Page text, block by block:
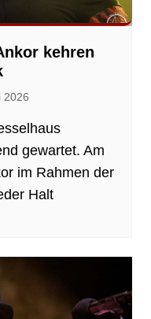
kehren
2026
gewartet. Am
im Rahmen der
Halt